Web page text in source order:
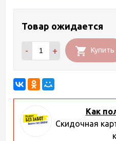
Товар ожидается
- + Купить
Как
Скидочная